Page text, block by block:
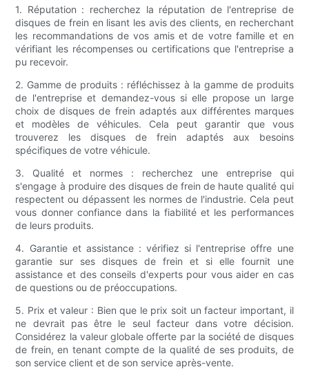
1. Réputation : recherchez la réputation de l'entreprise de
disques de frein en lisant les avis des clients, en recherchant
les recommandations de vos amis et de votre famille et en
vérifiant les récompenses ou certifications que l'entreprise a
pu recevoir.
2. Gamme de produits : réfléchissez à la gamme de produits
de l'entreprise et demandez-vous si elle propose un large
choix de disques de frein adaptés aux différentes marques
et modèles de véhicules. Cela peut garantir que vous
trouverez les disques de frein adaptés aux besoins
spécifiques de votre véhicule.
3. Qualité et normes : recherchez une entreprise qui
s'engage à produire des disques de frein de haute qualité qui
respectent ou dépassent les normes de l'industrie. Cela peut
vous donner confiance dans la fiabilité et les performances
de leurs produits.
4. Garantie et assistance : vérifiez si l'entreprise offre une
garantie sur ses disques de frein et si elle fournit une
assistance et des conseils d'experts pour vous aider en cas
de questions ou de préoccupations.
5. Prix ​​et valeur : Bien que le prix soit un facteur important, il
ne devrait pas être le seul facteur dans votre décision.
Considérez la valeur globale offerte par la société de disques
de frein, en tenant compte de la qualité de ses produits, de
son service client et de son service après-vente.